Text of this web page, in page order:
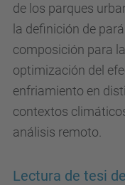
de los parques
la definición de
composición para la
optimización del
enfriamiento en
contextos
análisis remoto.
Lectura de tesi